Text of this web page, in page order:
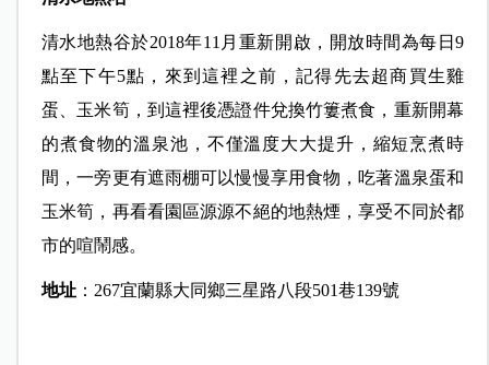
清水地熱谷於2018年11月重新開啟，開放時間為每日9
點至下午5點，來到這裡之前，記得先去超商買生雞
蛋、玉米筍，到這裡後憑證件兌換竹簍煮食，重新開幕
的煮食物的溫泉池，不僅溫度大大提升，縮短烹煮時
間，一旁更有遮雨棚可以慢慢享用食物，吃著溫泉蛋和
玉米筍，再看看園區源源不絕的地熱煙，享受不同於都
市的喧鬧感。
地址：267宜蘭縣大同鄉三星路八段501巷139號